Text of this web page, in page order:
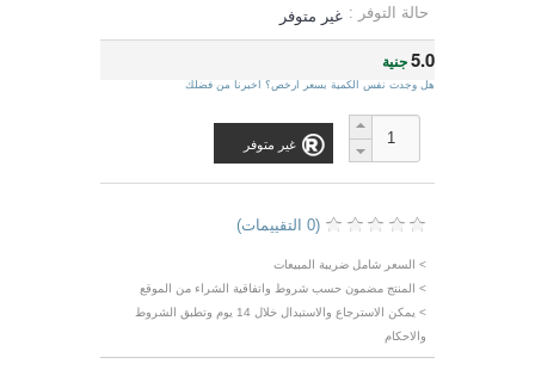
حالة التوفر : غير متوفر
5.0جنية
هل وجدت نفس الكمية بسعر ارخص؟ اخبرنا من فضلك
غير متوفر
(0 التقييمات)
> السعر شامل ضريبة المبيعات
> المنتج مضمون حسب شروط واتفاقية الشراء من الموقع
> يمكن الاسترجاع والاستبدال خلال 14 يوم وتطبق الشروط
والاحكام